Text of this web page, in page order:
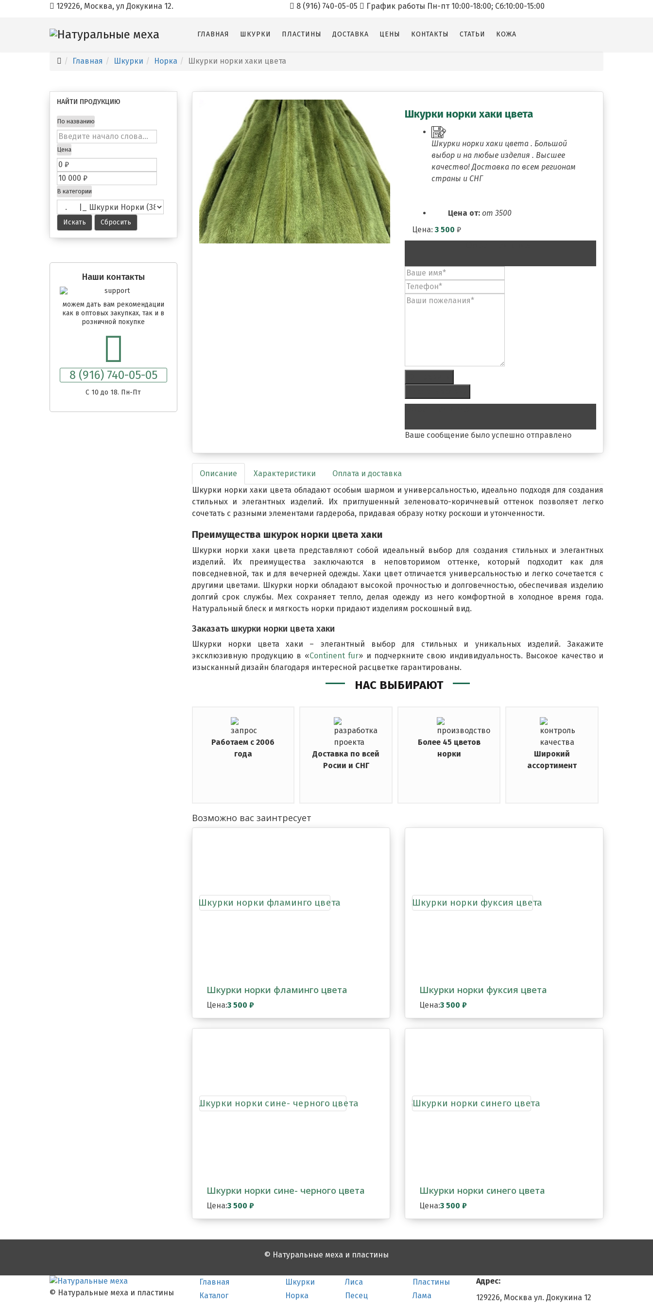
129226, Москва, ул Докукина 12. 8 (916) 740-05-05 График работы Пн-пт 10:00-18:00; Cб:10:00-15:00
ГЛАВНАЯ ШКУРКИ ПЛАСТИНЫ ДОСТАВКА ЦЕНЫ КОНТАКТЫ СТАТЬИ КОЖА
Главная Шкурки Норка Шкурки норки хаки цвета
НАЙТИ ПРОДУКЦИЮ
По названию
Цена
В категории
Наши контакты
можем дать вам рекомендации
как в оптовых закупках, так и в
розничной покупке
8 (916) 740-05-05
C 10 до 18. Пн-Пт
Шкурки норки хаки цвета
Шкурки норки хаки цвета . Большой
выбор и на любые изделия . Высшее
качество! Доставка по всем регионам
страны и СНГ
Цена от: от 3500
Цена: 3 500 ₽
Ваше сообщение было успешно отправлено
Описание Характеристики
Оплата и доставка
Шкурки норки хаки цвета обладают особым шармом и универсальностью, идеально подходя для создания
стильных и элегантных изделий. Их приглушенный зеленовато-коричневый оттенок позволяет легко
сочетать с разными элементами гардероба, придавая образу нотку роскоши и утонченности.
Преимущества шкурок норки цвета хаки
Шкурки норки хаки цвета представляют собой идеальный выбор для создания стильных и элегантных
изделий. Их преимущества заключаются в неповторимом оттенке, который подходит как для
повседневной, так и для вечерней одежды. Хаки цвет отличается универсальностью и легко сочетается с
другими цветами. Шкурки норки обладают высокой прочностью и долговечностью, обеспечивая изделию
долгий срок службы. Мех сохраняет тепло, делая одежду из него комфортной в холодное время года.
Натуральный блеск и мягкость норки придают изделиям роскошный вид.
Заказать шкурки норки цвета хаки
Шкурки норки цвета хаки – элегантный выбор для стильных и уникальных изделий. Закажите
эксклюзивную продукцию в «Continent fur» и подчеркните свою индивидуальность. Высокое качество и
изысканный дизайн благодаря интересной расцветке гарантированы.
НАС ВЫБИРАЮТ
Работаем с 2006
года
Доставка по всей
Росии и СНГ
Более 45 цветов
норки
Широкий
ассортимент
Возможно вас заинтресует
Шкурки норки фламинго цвета
Цена:3 500 ₽
Шкурки норки фуксия цвета
Цена:3 500 ₽
Шкурки норки сине- черного цвета
Цена:3 500 ₽
Шкурки норки синего цвета
Цена:3 500 ₽
© Натуральные меха и пластины
© Натуральные меха и пластины
Главная
Каталог
Шкурки
Норка
Лиса
Песец
Пластины
Лама
Адрес:
129226, Москва ул. Докукина 12